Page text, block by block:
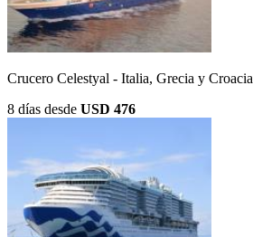
Crucero Celestyal - Italia, Grecia y Croacia
8 días desde USD 476